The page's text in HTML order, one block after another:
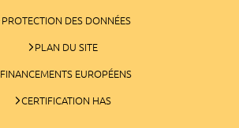
PROTECTION DES DONNÉES
PLAN DU SITE
FINANCEMENTS EUROPÉENS
CERTIFICATION HAS